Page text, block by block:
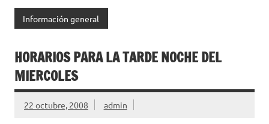
Información general
HORARIOS PARA LA TARDE NOCHE DEL
MIERCOLES
22 octubre, 2008 admin